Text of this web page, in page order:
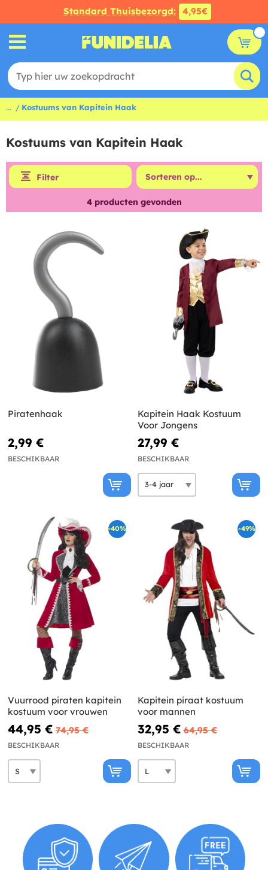
Standard Thuisbezorgd: 4,95€
... Kostuums van Kapitein Haak
Kostuums van Kapitein Haak
Filter
4producten gevonden
Piratenhaak
2,99 €
BESCHIKBAAR
Kapitein Haak Kostuum
Voor Jongens
27,99 €
BESCHIKBAAR
-40%
Vuurrood piraten kapitein
kostuum voor vrouwen
44,95 € 74,95 €
BESCHIKBAAR
-49%
Kapitein piraat kostuum
voor mannen
32,95 € 64,95 €
BESCHIKBAAR